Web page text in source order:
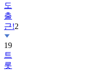
도
출
근!2
19
트
롯